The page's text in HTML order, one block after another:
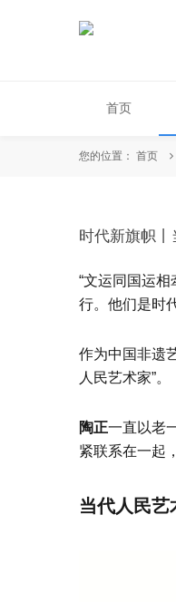
首页
您的位置： 首页
时代新旗帜
“文运同国运
行。他们是时
作为中国非遗
人民艺术家”。
陶正一直以老
紧联系在一起
当代人民艺